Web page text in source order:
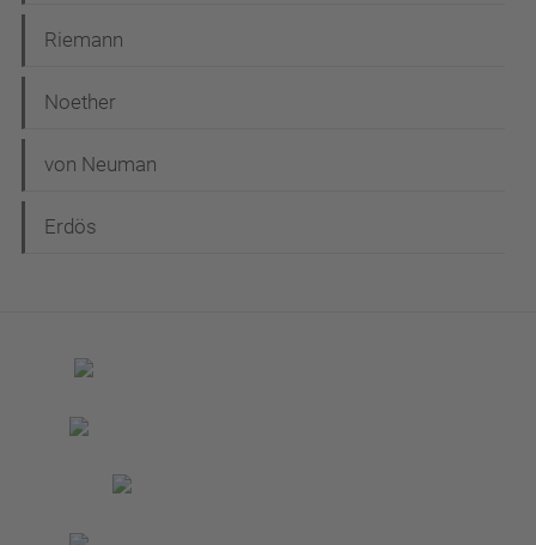
Riemann
Noether
von Neuman
Erdös